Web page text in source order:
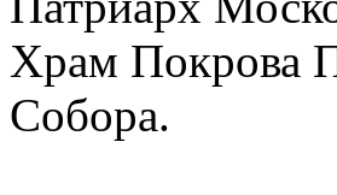
Храм Покрова
Собора.